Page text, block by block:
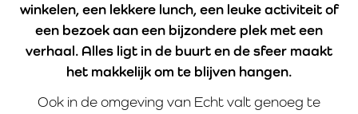
winkelen, een lekkere lunch, een leuke activiteit of
een bezoek aan een bijzondere plek met een
verhaal. Alles ligt in de buurt en de sfeer maakt
het makkelijk om te blijven hangen.
Ook in de omgeving van Echt valt genoeg te